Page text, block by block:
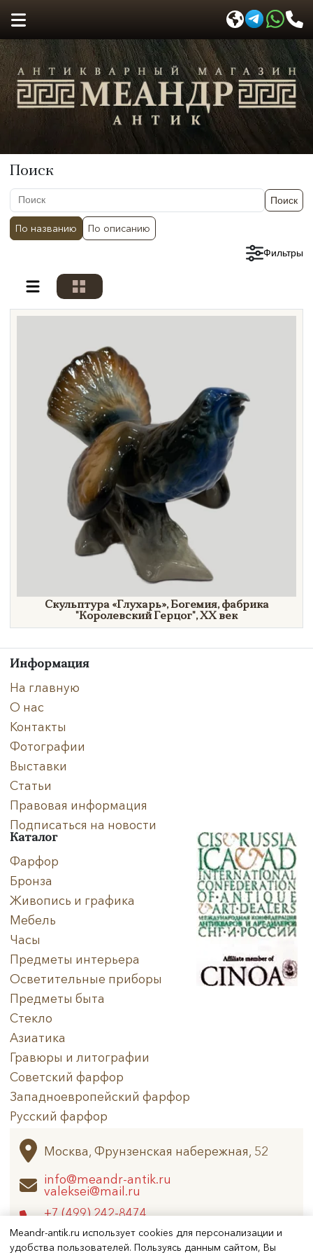
Поиск
Поиск
По названию По описанию
Фильтры
Разделы
Направление
Производитель
Материал
Скульптура «Глухарь»,Богемия, фабрика
"Королевский Герцог",XX век
Meandr-antik.ru использует cookies для персонализации и
удобства пользователей. Пользуясь данным сайтом, Вы
Информация
На главную
О нас
Контакты
Фотографии
Выставки
Статьи
Правовая информация
Подписаться на новости
Каталог
Фарфор
Бронза
Живопись и графика
Мебель
Часы
Предметы интерьера
Осветительные приборы
Предметы быта
Стекло
Азиатика
Гравюры и литографии
Советский фарфор
Западноевропейский фарфор
Русский фарфор
Архив
Москва, Фрунзенская набережная, 52
info@meandr-antik.ru
valeksei@mail.ru
+7 (499) 242-8474
+7 (925) 506-6926